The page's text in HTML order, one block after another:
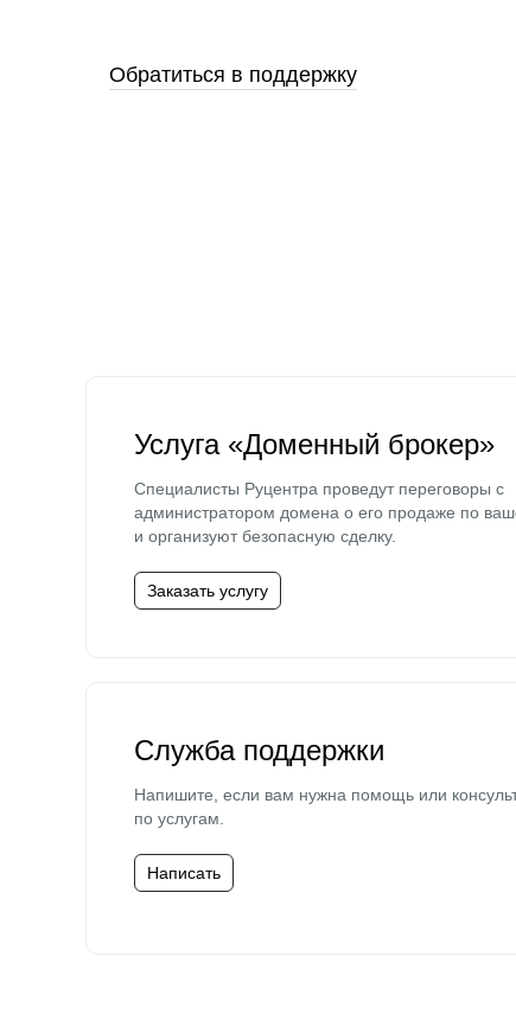
Обратиться в поддержку
Услуга «Доменный брокер»
Специалисты Руцентра проведут переговоры с
администратором домена о его продаже по
и организуют безопасную сделку.
Заказать услугу
Служба поддержки
Напишите, если вам нужна помощь или
по услугам.
Написать